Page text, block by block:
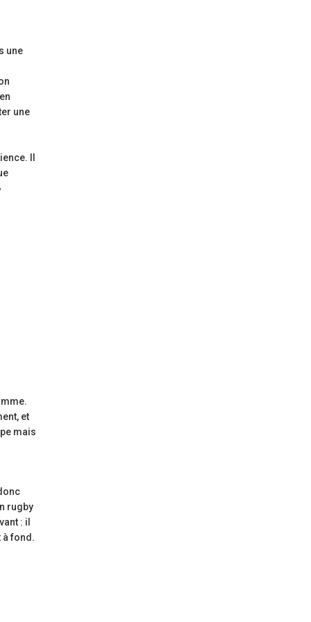
une
une
Il
et
mais
rugby
: il
à fond.